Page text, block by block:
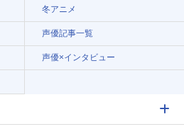
冬アニメ
声優記事一覧
声優×インタビュー